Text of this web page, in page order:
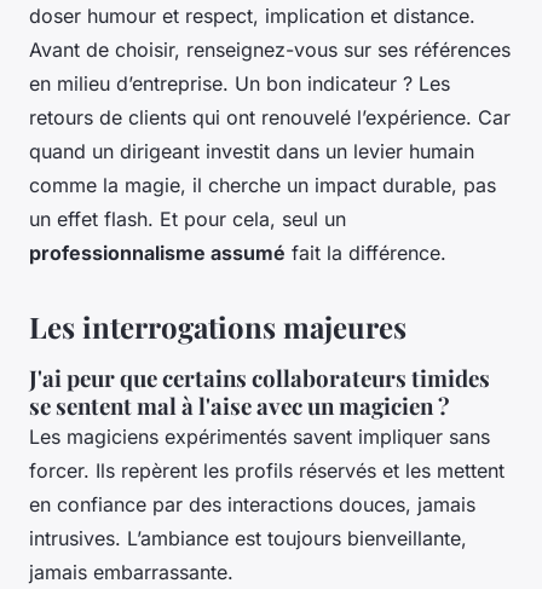
doser humour et respect, implication et distance.
Avant de choisir, renseignez-vous sur ses références
en milieu d’entreprise. Un bon indicateur ? Les
retours de clients qui ont renouvelé l’expérience. Car
quand un dirigeant investit dans un levier humain
comme la magie, il cherche un impact durable, pas
un effet flash. Et pour cela, seul un
professionnalisme assumé fait la différence.
Les interrogations majeures
J'ai peur que certains collaborateurs timides
se sentent mal à l'aise avec un magicien ?
Les magiciens expérimentés savent impliquer sans
forcer. Ils repèrent les profils réservés et les mettent
en confiance par des interactions douces, jamais
intrusives. L’ambiance est toujours bienveillante,
jamais embarrassante.